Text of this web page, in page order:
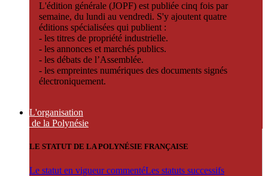
L'édition générale (JOPF) est publiée cinq fois par
semaine, du lundi au vendredi. S'y ajoutent quatre
éditions spécialisées qui publient :
- les titres de propriété industrielle.
- les annonces et marchés publics.
- les débats de l’Assemblée.
- les empreintes numériques des documents signés
électroniquement.
L'organisation
de la Polynésie
LE STATUT DE LA POLYNÉSIE FRANÇAISE
Le statut en vigueur commentéLes statuts successifs